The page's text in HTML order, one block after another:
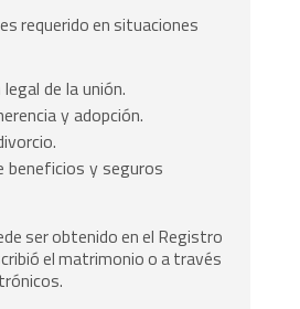
requerido en situaciones
de la unión.
y adopción.
beneficios y seguros
ser obtenido en el Registro
el matrimonio o a través